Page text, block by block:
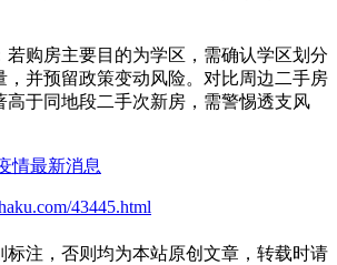
若购房主要目的为学区，需确认学区划分
，并预留政策变动风险。对比周边二手房
高于同地段二手次新房，需警惕透支风
情最新消息
43445.html
标注，否则均为本站原创文章，转载时请